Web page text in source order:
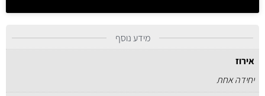
מידע נוסף
אירוז
יחידה אחת